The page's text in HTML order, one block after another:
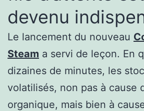
devenu
Le lancement du nouveau
Steam a servi de leçon. En
dizaines de minutes, les
volatilisés, non pas à cause
organique, mais bien à